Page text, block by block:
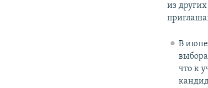
из
В июне
что к